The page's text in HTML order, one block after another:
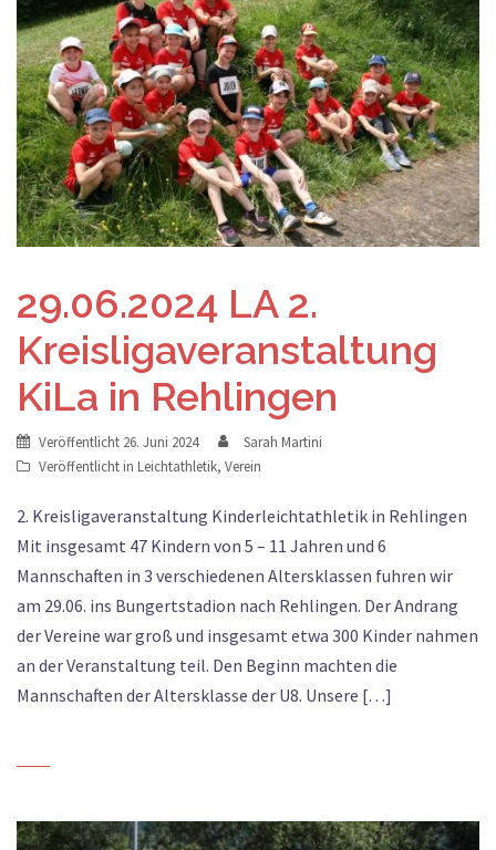
29.06.2024 LA 2.
Kreisligaveranstaltung
KiLa in Rehlingen
Veröffentlicht 26. Juni 2024
Sarah Martini
Veröffentlicht in Leichtathletik, Verein
2. Kreisligaveranstaltung Kinderleichtathletik in Rehlingen
Mit insgesamt 47 Kindern von 5 – 11 Jahren und 6
Mannschaften in 3 verschiedenen Altersklassen fuhren wir
am 29.06. ins Bungertstadion nach Rehlingen. Der Andrang
der Vereine war groß und insgesamt etwa 300 Kinder nahmen
an der Veranstaltung teil. Den Beginn machten die
Mannschaften der Altersklasse der U8. Unsere […]